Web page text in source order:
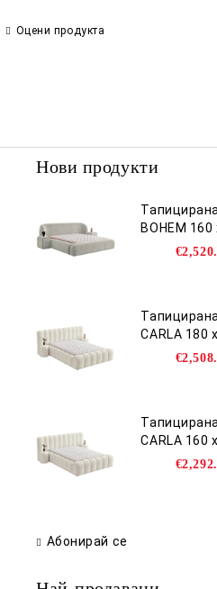
Оцени продукта
Нови продукти
BOHEM
CARLA 180
CARLA 160
Абонирай се